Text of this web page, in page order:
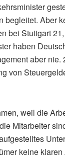
Aber
bei Stuttgart
haben
aber
von
weil die
Mitarbeiter
keine